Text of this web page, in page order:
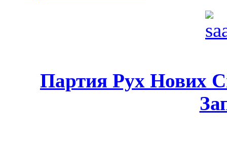
Партия Рух Нових